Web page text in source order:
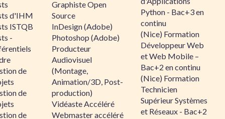
d'IHM
ISTQB
-
de
de
de
Graphiste Open
Source
InDesign (Adobe)
Photoshop (Adobe)
Producteur
Audiovisuel
(Montage,
Animation/3D, Post-
production)
Vidéaste Accéléré
Webmaster accéléré
Python - Bac+3 en
continu
(Nice) Formation
Développeur Web
et Web Mobile –
Bac+2 en continu
(Nice) Formation
Technicien
Supérieur Systèmes
et Réseaux - Bac+2